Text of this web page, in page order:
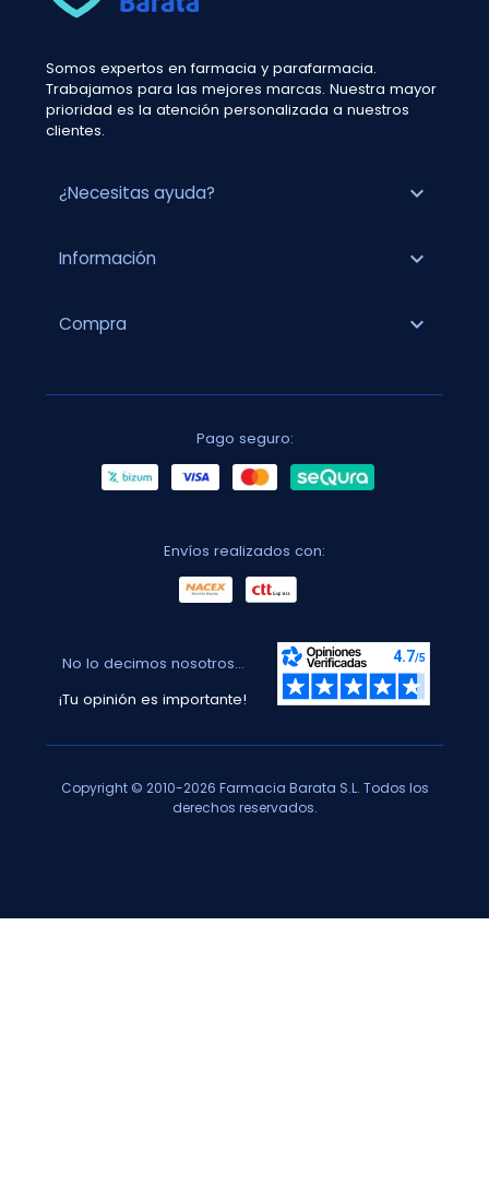
Somos expertos en farmacia y parafarmacia.
Trabajamos para las mejores marcas. Nuestra mayor
prioridad es la atención personalizada a nuestros
clientes.
¿Necesitas ayuda? expand_more
Información expand_more
Compra expand_more
Pago seguro:
Envíos realizados con:
No lo decimos nosotros...
¡Tu opinión es importante!
Copyright © 2010-2026 Farmacia Barata S.L. Todos los
derechos reservados.